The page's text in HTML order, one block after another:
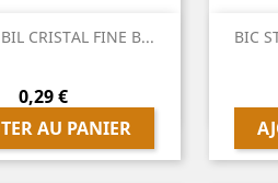
CRISTAL FINE B...
Prix
0,29 €
AU PANIER
rapide BIC